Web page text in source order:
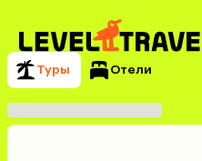
Туры Отели